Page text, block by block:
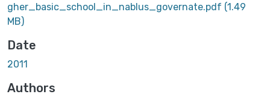
gher_basic_school_in_nablus_governate.pdf (1.49
MB)
Date
2011
Authors